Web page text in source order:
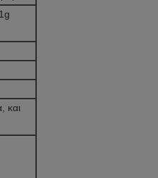
και